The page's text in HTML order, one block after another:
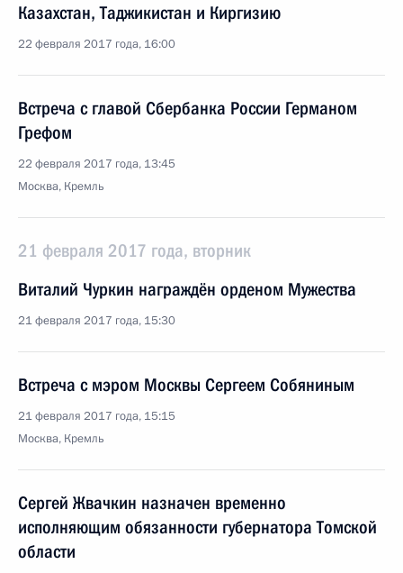
Казахстан, Таджикистан и Киргизию
22 февраля 2017 года, 16:00
Встреча с главой Сбербанка России Германом
Грефом
22 февраля 2017 года, 13:45
Москва, Кремль
21 февраля 2017 года, вторник
Виталий Чуркин награждён орденом Мужества
21 февраля 2017 года, 15:30
Встреча с мэром Москвы Сергеем Собяниным
21 февраля 2017 года, 15:15
Москва, Кремль
Сергей Жвачкин назначен временно
исполняющим обязанности губернатора Томской
области